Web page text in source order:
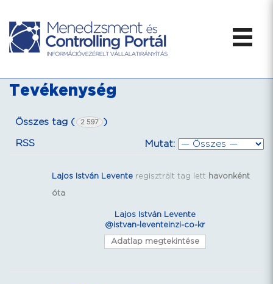
Tevékenység
Összes tag ( 2 597 )
RSS Mutat:
Lajos István Levente regisztrált tag lett havonként
óta
Lajos István Levente
@istvan-leventeinzi-co-kr
Adatlap megtekintése